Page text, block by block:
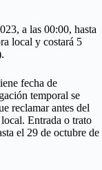
a las 00:00, hasta
local y costará 5
fecha de
temporal se
reclamar antes del
Entrada o trato
el 29 de octubre de